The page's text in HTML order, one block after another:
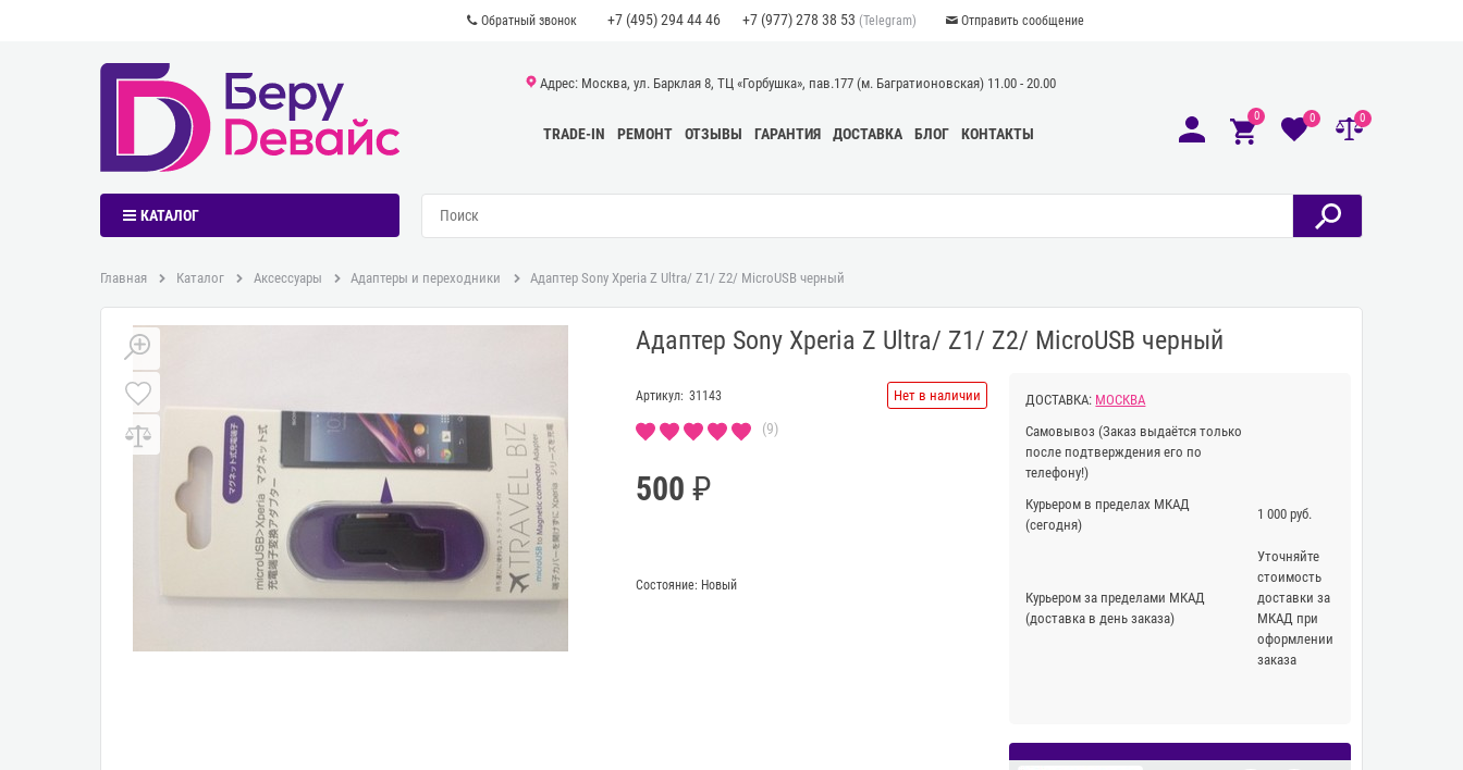
Обратный звонок +7 (495) 294 44 46 +7 (977) 278 38 53 (Telegram) Отправить сообщение
Адрес: Москва, ул. Барклая 8, ТЦ «Горбушка», пав.177 (м. Багратионовская) 11.00 - 20.00
TRADE-IN РЕМОНТ ОТЗЫВЫ ГАРАНТИЯ ДОСТАВКА БЛОГ КОНТАКТЫ
0 0 0
КАТАЛОГ
Главная Каталог Аксессуары Адаптеры и переходники Адаптер Sony Xperia Z Ultra/ Z1/ Z2/ MicroUSB черный
Адаптер Sony Xperia Z Ultra/ Z1/ Z2/ MicroUSB черный
Артикул: 31143 Нет в наличии
(9)
500
Состояние: Новый
ДОСТАВКА: МОСКВА
Самовывоз (Заказ выдаётся только
после подтверждения его по
телефону!)
Курьером в пределах МКАД
(сегодня)
1 000 руб.
Курьером за пределами МКАД
(доставка в день заказа)
Уточняйте
стоимость
доставки за
МКАД при
оформлении
заказа